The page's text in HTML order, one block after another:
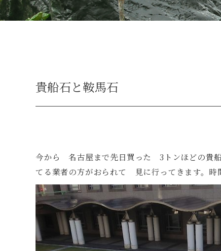
貴船石と鞍馬石
今から 名古屋まで先日買った 3トンほどの貴
てる業者の方がおられて 見に行ってきます。